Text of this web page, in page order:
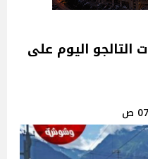
اليوم على